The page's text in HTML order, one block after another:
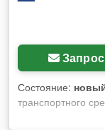
Состояние:
транспортного